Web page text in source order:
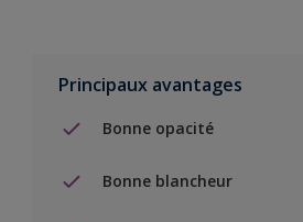
Principaux avantages
Bonne opacité
Bonne blancheur